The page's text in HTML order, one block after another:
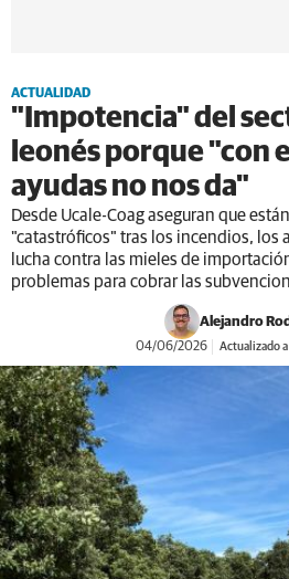
ACTUALIDAD
"Impotencia" del
leonés porque "con
ayudas no nos da"
Desde Ucale-Coag aseguran que
"catastróficos" tras los incendios, los
lucha contra las mieles de
problemas para cobrar las
Alejandro
04/06/2026 Actualizado